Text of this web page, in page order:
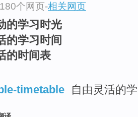
个网页-相关网页
的学习时光
的学习时间
的时间表
timetable
自由灵活的